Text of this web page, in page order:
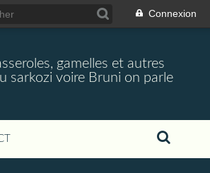
Connexion
gamelles et autres
sarkozi voire Bruni on parle